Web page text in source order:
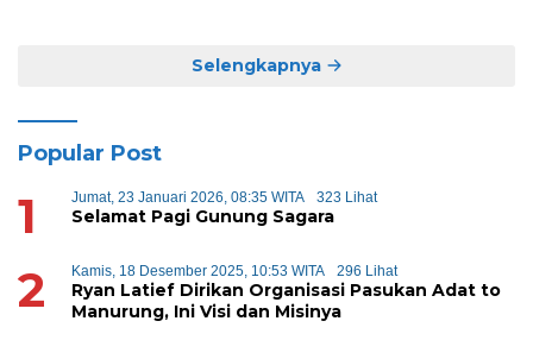
Selengkapnya
Popular Post
1 Jumat, 23 Januari 2026, 08:35 WITA 323 Lihat
Selamat Pagi Gunung Sagara
2 Kamis, 18 Desember 2025, 10:53 WITA 296 Lihat
Ryan Latief Dirikan Organisasi Pasukan Adat to
Manurung, Ini Visi dan Misinya